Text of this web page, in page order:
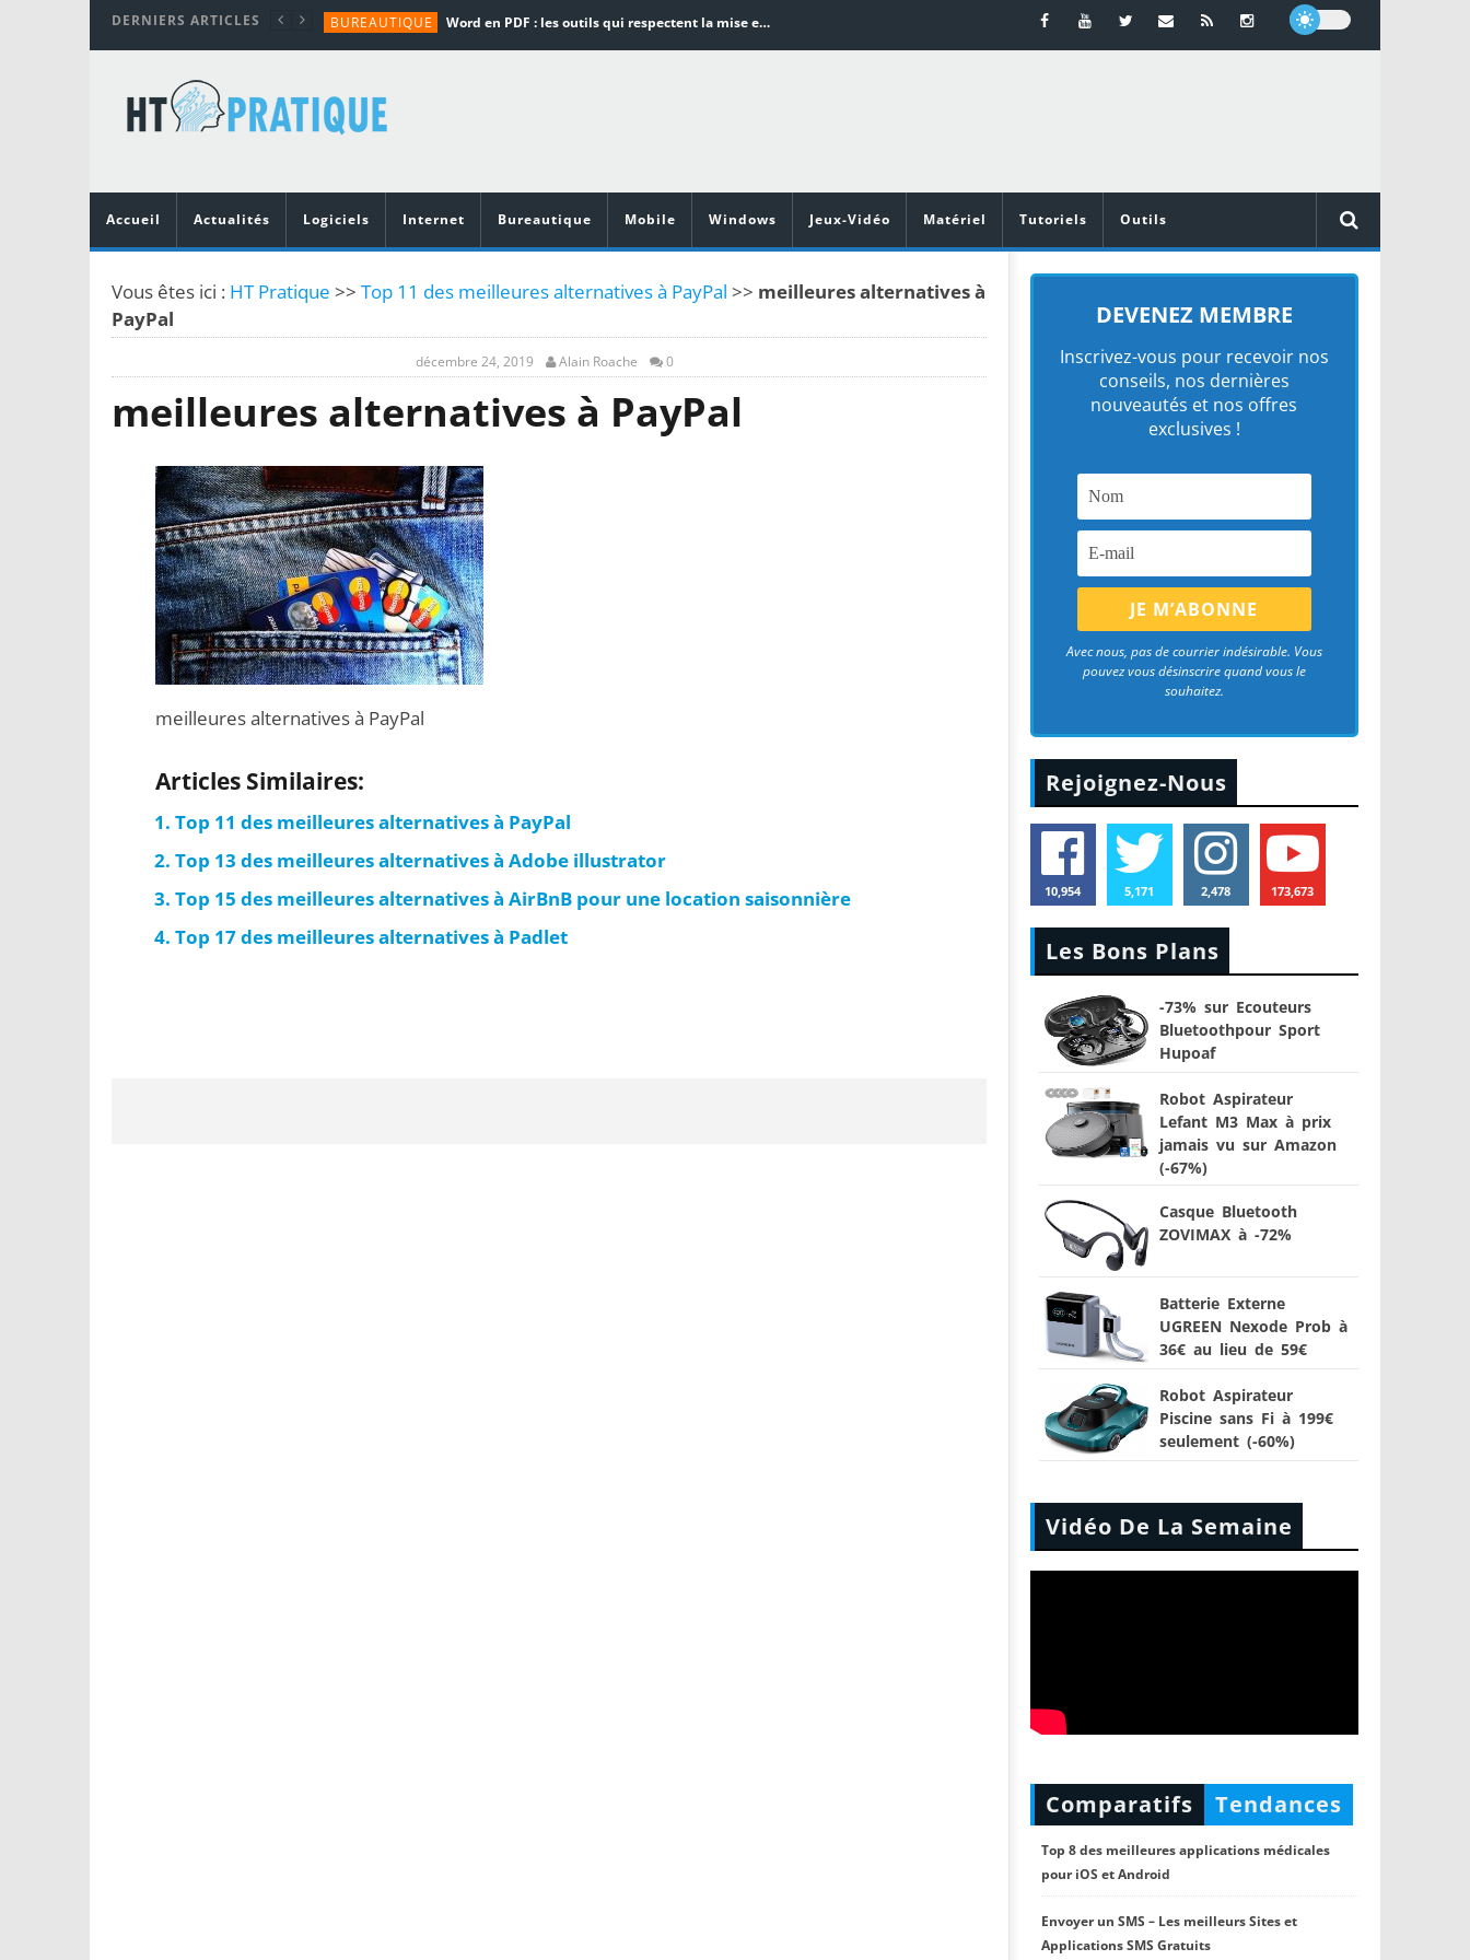
DERNIERS ARTICLES BUREAUTIQUE Word en PDF : les outils qui respectent la mise en page
TUTORIALS
MATÉRIEL
Vidéoprojecteurs Asus : Top 6 des meilleurs modèles de la marque
Accueil
Actualités Logiciels Internet Bureautique Mobile Windows Jeux-Vidéo Matériel Tutoriels Outils
Vous êtes ici : HT Pratique >> Top 11 des meilleures alternatives à PayPal >> meilleures alternatives à
PayPal
décembre 24, 2019 Alain Roache 0
meilleures alternatives à PayPal
meilleures alternatives à PayPal
Articles Similaires:
Top 11 des meilleures alternatives à PayPal
Top 13 des meilleures alternatives à Adobe illustrator
Top 15 des meilleures alternatives à AirBnB pour une location saisonnière
Top 17 des meilleures alternatives à Padlet
DEVENEZ MEMBRE
Inscrivez-vous pour recevoir nos
conseils, nos dernières
nouveautés et nos offres
exclusives !
Avec nous, pas de courrier indésirable. Vous
pouvez vous désinscrire quand vous le
souhaitez.
Rejoignez-Nous
10,954 5,171 2,478 173,673
Les Bons Plans
-73% sur Ecouteurs
Bluetoothpour Sport
Hupoaf
Robot Aspirateur
Lefant M3 Max à prix
jamais vu sur Amazon
(-67%)
Casque Bluetooth
ZOVIMAX à -72%
Batterie Externe
UGREEN Nexode Prob à
36€ au lieu de 59€
Robot Aspirateur
Piscine sans Fi à 199€
seulement (-60%)
Vidéo De La Semaine
Comparatifs Tendances
Top 8 des meilleures applications médicales
pour iOS et Android
Envoyer un SMS – Les meilleurs Sites et
Applications SMS Gratuits